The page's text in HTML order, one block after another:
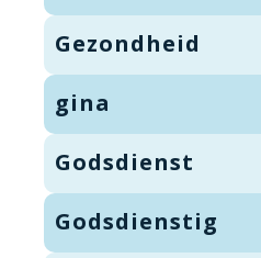
Gezondheid
gina
Godsdienst
Godsdienstig